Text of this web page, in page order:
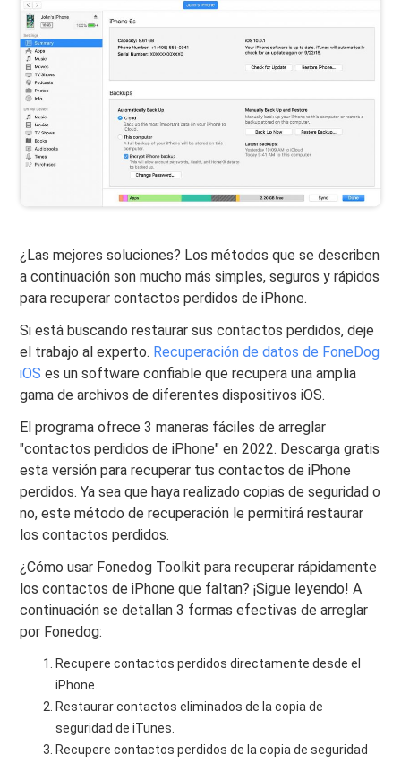
¿Las mejores soluciones? Los métodos que se describen
a continuación son mucho más simples, seguros y rápidos
para recuperar contactos perdidos de iPhone.
Si está buscando restaurar sus contactos perdidos, deje
el trabajo al experto. Recuperación de datos de FoneDog
iOS es un software confiable que recupera una amplia
gama de archivos de diferentes dispositivos iOS.
El programa ofrece 3 maneras fáciles de arreglar
"contactos perdidos de iPhone" en 2022. Descarga gratis
esta versión para recuperar tus contactos de iPhone
perdidos. Ya sea que haya realizado copias de seguridad o
no, este método de recuperación le permitirá restaurar
los contactos perdidos.
¿Cómo usar Fonedog Toolkit para recuperar rápidamente
los contactos de iPhone que faltan? ¡Sigue leyendo! A
continuación se detallan 3 formas efectivas de arreglar
por Fonedog:
Recupere contactos perdidos directamente desde el
iPhone.
Restaurar contactos eliminados de la copia de
seguridad de iTunes.
Recupere contactos perdidos de la copia de seguridad